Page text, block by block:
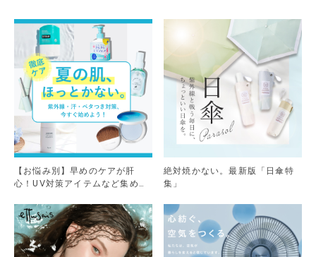
【お悩み別】早めのケアが肝
心！UV対策アイテムなど集めま
絶対焼かない。最新版「日傘特
集」